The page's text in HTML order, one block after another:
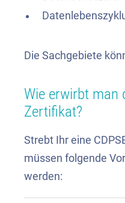
Die Sachgebiete
Wie erwirbt man
Zertifikat?
Strebt Ihr eine
müssen folgende
werden: